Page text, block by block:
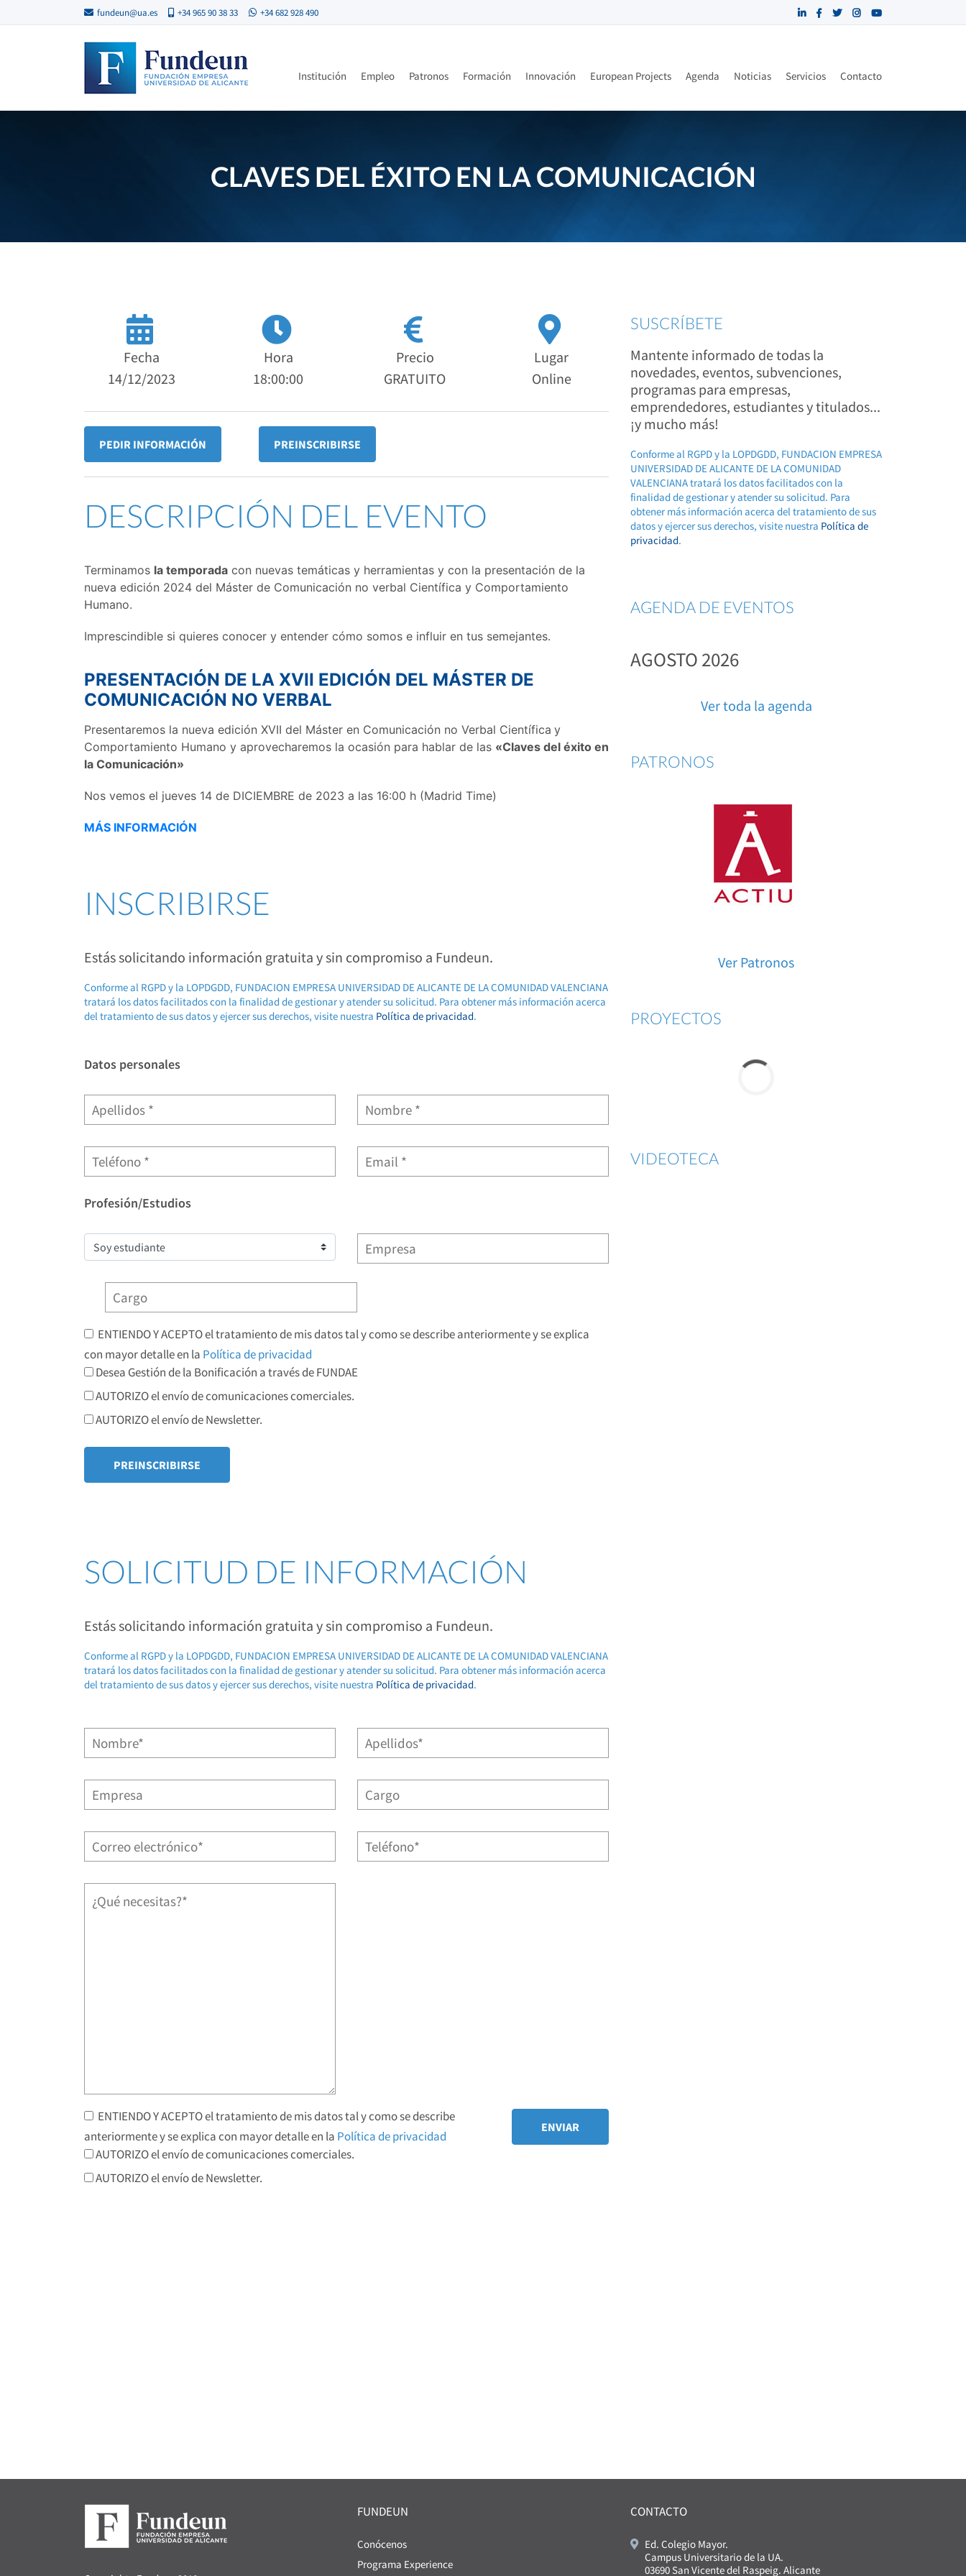
fundeun@ua.es +34 965 90 38 33 +34 682 928 490
Institución Empleo Patronos Formación Innovación European Projects Agenda Noticias Servicios Contacto
CLAVES DEL ÉXITO EN LA COMUNICACIÓN
Fecha
14/12/2023
Hora
18:00:00
Precio
GRATUITO
Lugar
Online
PEDIR INFORMACIÓN PREINSCRIBIRSE
DESCRIPCIÓN DEL EVENTO
Terminamos la temporada con nuevas temáticas y herramientas y con la presentación de la
nueva edición 2024 del Máster de Comunicación no verbal Científica y Comportamiento
Humano.
Imprescindible si quieres conocer y entender cómo somos e influir en tus semejantes.
PRESENTACIÓN DE LA XVII EDICIÓN DEL MÁSTER DE
COMUNICACIÓN NO VERBAL
Presentaremos la nueva edición XVII del Máster en Comunicación no Verbal Científica y
Comportamiento Humano y aprovecharemos la ocasión para hablar de las «Claves del éxito en
la Comunicación»
Nos vemos el jueves 14 de DICIEMBRE de 2023 a las 16:00 h (Madrid Time)
MÁS INFORMACIÓN
INSCRIBIRSE
Estás solicitando información gratuita y sin compromiso a Fundeun.
Conforme al RGPD y la LOPDGDD, FUNDACION EMPRESA UNIVERSIDAD DE ALICANTE DE LA COMUNIDAD VALENCIANA
tratará los datos facilitados con la finalidad de gestionar y atender su solicitud. Para obtener más información acerca
del tratamiento de sus datos y ejercer sus derechos, visite nuestra Política de privacidad.
Datos personales
Profesión/Estudios
ENTIENDO Y ACEPTO el tratamiento de mis datos tal y como se describe anteriormente y se explica
con mayor detalle en la Política de privacidad
Desea Gestión de la Bonificación a través de FUNDAE
AUTORIZO el envío de comunicaciones comerciales.
AUTORIZO el envío de Newsletter.
SOLICITUD DE INFORMACIÓN
Estás solicitando información gratuita y sin compromiso a Fundeun.
Conforme al RGPD y la LOPDGDD, FUNDACION EMPRESA UNIVERSIDAD DE ALICANTE DE LA COMUNIDAD VALENCIANA
tratará los datos facilitados con la finalidad de gestionar y atender su solicitud. Para obtener más información acerca
del tratamiento de sus datos y ejercer sus derechos, visite nuestra Política de privacidad.
ENTIENDO Y ACEPTO el tratamiento de mis datos tal y como se describe
anteriormente y se explica con mayor detalle en la Política de privacidad
AUTORIZO el envío de comunicaciones comerciales.
AUTORIZO el envío de Newsletter.
SUSCRÍBETE
Mantente informado de todas la
novedades, eventos, subvenciones,
programas para empresas,
emprendedores, estudiantes y titulados...
¡y mucho más!
Conforme al RGPD y la LOPDGDD, FUNDACION EMPRESA
UNIVERSIDAD DE ALICANTE DE LA COMUNIDAD
VALENCIANA tratará los datos facilitados con la
finalidad de gestionar y atender su solicitud. Para
obtener más información acerca del tratamiento de sus
datos y ejercer sus derechos, visite nuestra Política de
privacidad.
AGENDA DE EVENTOS
AGOSTO 2026
Ver toda la agenda
PATRONOS
Ver Patronos
PROYECTOS
VIDEOTECA
FUNDEUN
Conócenos
Programa Experience
CONTACTO
Ed. Colegio Mayor.
Campus Universitario de la UA.
03690 San Vicente del Raspeig. Alicante